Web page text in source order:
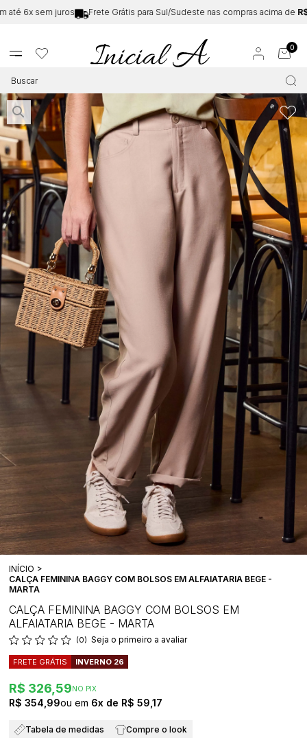
6x sem juros Frete Grátis para Sul/Sudeste nas compras acima de
0
INÍCIO
CALÇA FEMININA BAGGY COM BOLSOS EM ALFAIATARIA BEGE -
MARTA
CALÇA FEMININA BAGGY COM BOLSOS EM
ALFAIATARIA BEGE - MARTA
(0) Seja o primeiro a avaliar
FRETE GRÁTIS INVERNO 26
R$ 326,59NO PIX
R$ 354,99 6x R$ 59,17
Tabela de medidas Compre o look